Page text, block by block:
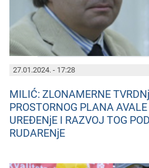
27.01.2024. - 17:28
MILIĆ: ZLONAMERNE
PROSTORNOG PLANA
UREĐENjE I RAZVOJ TOG
RUDARENjE